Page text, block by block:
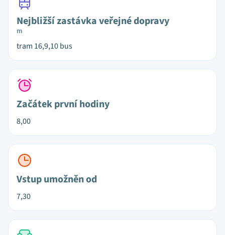
Nejbližší zastávka veřejné dopravy
m
tram 16,9,10 bus
Začátek první hodiny
8,00
Vstup umožněn od
7,30